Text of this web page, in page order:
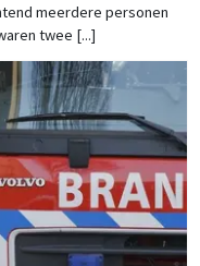
meerdere personen
twee [...]